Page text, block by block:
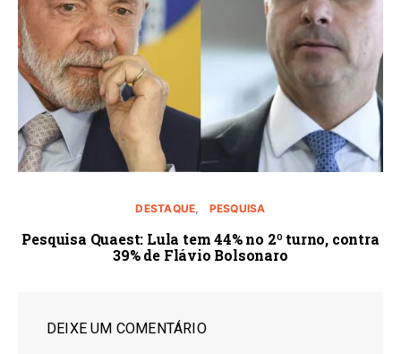
DESTAQUE PESQUISA
Pesquisa Quaest: Lula tem 44% no 2º turno, contra
39% de Flávio Bolsonaro
DEIXE UM COMENTÁRIO